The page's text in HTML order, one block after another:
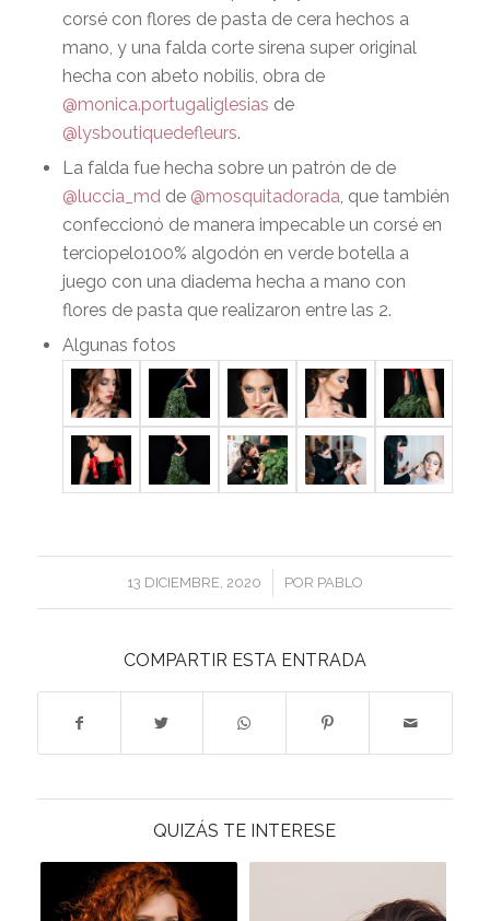
corsé con flores de pasta de cera hechos a
mano, y una falda corte sirena super original
hecha con abeto nobilis, obra de
@monica.portugaliglesias de
@lysboutiquedefleurs.
La falda fue hecha sobre un patrón de de
@luccia_mdde @mosquitadorada, que también
confeccionó de manera impecable un corsé en
terciopelo100% algodón en verde botella a
juego con una diadema hecha a mano con
flores de pasta que realizaron entre las 2.
Algunas fotos
13 DICIEMBRE, 2020
/ POR PABLO
COMPARTIR ESTA ENTRADA
QUIZÁS TE INTERESE